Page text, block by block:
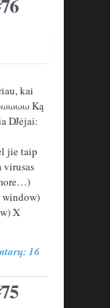
kai
Ką
DJėjai:
jie taip
virusas
window)
X
16